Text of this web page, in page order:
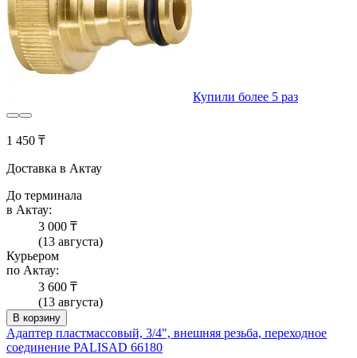
Купили более 5 раз
1 450 ₸
Доставка в Актау
До терминала
в Актау:
3 000 ₸
(13 августа)
Курьером
по Актау:
3 600 ₸
(13 августа)
В корзину
Адаптер пластмассовый, 3/4", внешняя резьба, переходное
соединение PALISAD 66180